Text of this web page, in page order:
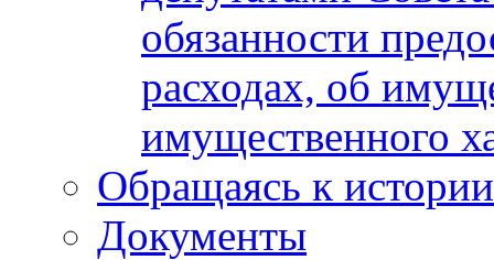
обязанности
расходах, об
имущественного
Обращаясь к истории
Документы